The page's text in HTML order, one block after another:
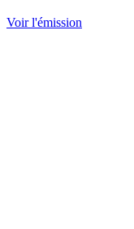
Voir l'émission